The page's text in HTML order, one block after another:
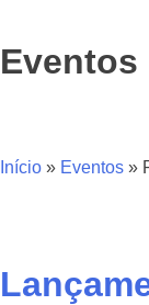
Eventos
Início » Eventos »